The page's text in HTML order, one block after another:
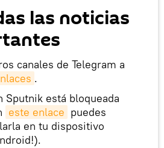
las noticias
canales de Telegram a
.
Sputnik está bloqueada
este enlace puedes
en tu dispositivo